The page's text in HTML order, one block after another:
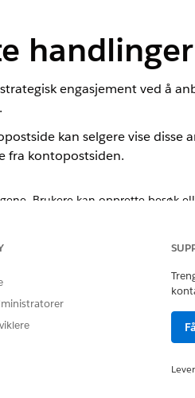
engasjement ved å
kan selgere vise disse
fra kontopostsiden.
Brukere kan opprette besøk
på Konto-postsiden.
den anbefalte aktiviteten,
som forklarer hvorfor de
forfalt. Kommende og fullførte
anbefalinger.